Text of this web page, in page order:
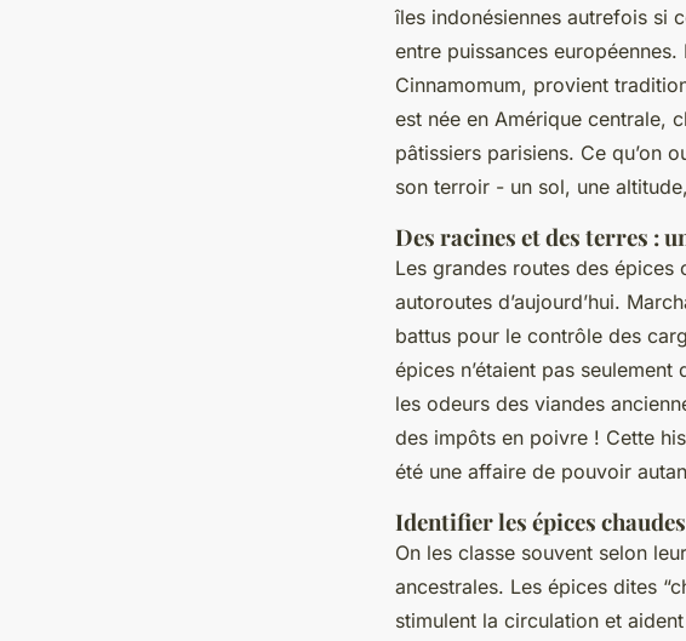
îles indonésiennes autrefois si
entre puissances
Cinnamomum, provient
est née en Amérique centrale,
pâtissiers parisiens. Ce qu’on
son terroir - un sol, une
Des racines et des terres :
Les grandes routes des épices
autoroutes d’aujourd’hui.
battus pour le contrôle des
épices n’étaient pas
les odeurs des viandes
des impôts en poivre ! Cette
été une affaire de pouvoir
Identifier les épices
On les classe souvent selon
ancestrales. Les épices dites
stimulent la circulation et